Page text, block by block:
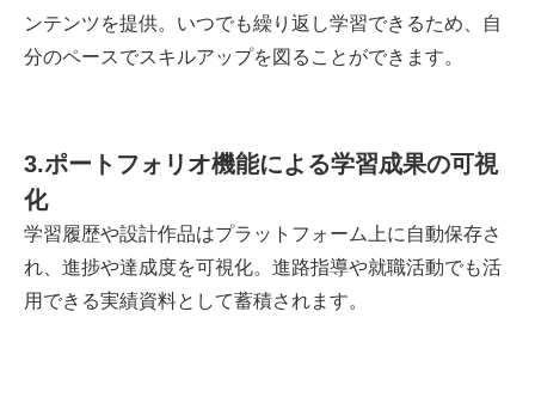
ンテンツを提供。いつでも繰り返し学習できるため、自
分のペースでスキルアップを図ることができます。
3.ポートフォリオ機能による学習成果の可視
化
学習履歴や設計作品はプラットフォーム上に自動保存さ
れ、進捗や達成度を可視化。進路指導や就職活動でも活
用できる実績資料として蓄積されます。